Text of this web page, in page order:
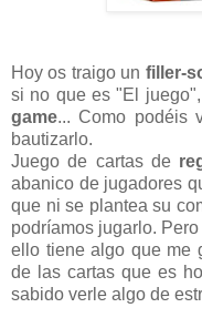
Hoy os traigo un filler-
si no que es "El
game... Como podéis
bautizarlo.
Juego de cartas de
abanico de jugadores
que ni se plantea su
podríamos jugarlo.
ello tiene algo que me
de las cartas que es
sabido verle algo de